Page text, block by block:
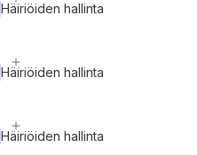
Häiriöiden hallinta
Häiriöiden hallinta
Häiriöiden hallinta